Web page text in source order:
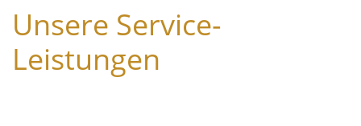
Unsere Service-
Leistungen